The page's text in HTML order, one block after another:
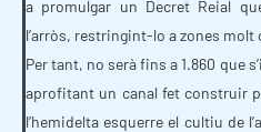
a promulgar un Decret Reial
l’arròs, restringint-lo a zones molt
Per tant, no serà fins a 1.860 que
aprofitant un canal fet construir
l’hemidelta esquerre el cultiu de